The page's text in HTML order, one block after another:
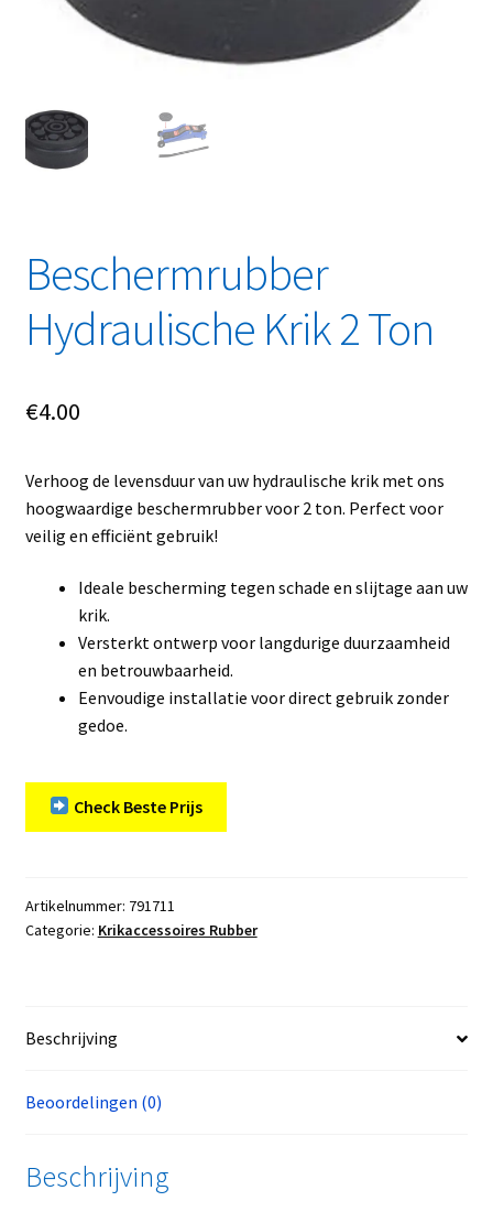
Linkpartners
Over Ons
Privacybeleid
Retourbeleid
Beschermrubber
Hydraulische Krik 2 Ton
€4.00
Verhoog de levensduur van uw hydraulische krik met ons
hoogwaardige beschermrubber voor 2 ton. Perfect voor
veilig en efficiënt gebruik!
Ideale bescherming tegen schade en slijtage aan uw
krik.
Versterkt ontwerp voor langdurige duurzaamheid
en betrouwbaarheid.
Eenvoudige installatie voor direct gebruik zonder
gedoe.
Check Beste Prijs
Artikelnummer: 791711
Categorie: Krikaccessoires Rubber
Beschrijving
Beoordelingen (0)
Beschrijving